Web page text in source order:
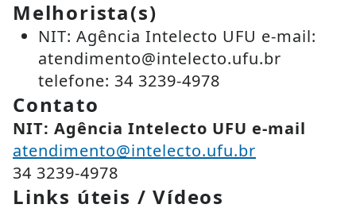
Melhorista(s)
NIT: Agência Intelecto UFU e-mail:
atendimento@intelecto.ufu.br
telefone: 34 3239-4978
Contato
NIT: Agência Intelecto UFU e-mail
atendimento@intelecto.ufu.br
34 3239-4978
Links úteis / Vídeos